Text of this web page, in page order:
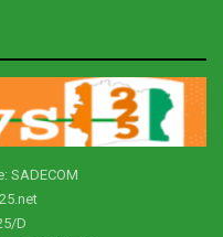
SADECOM
D